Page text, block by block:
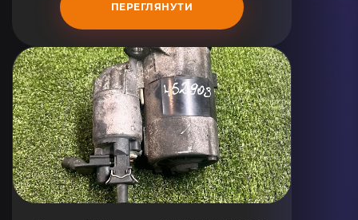
ПЕРЕГЛЯНУТИ